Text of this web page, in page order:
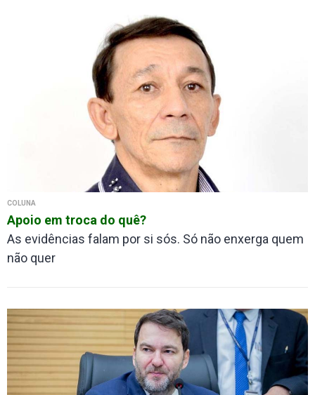
COLUNA
Apoio em troca do quê?
As evidências falam por si sós. Só não enxerga quem
não quer